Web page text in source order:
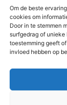
Om de beste
cookies om
Door in te stemmen
surfgedrag of
toestemming geeft
invloed hebben op
Donderdag: 08:30
Vrijdag: 08:30 –
Zaterdag: 08:30 –
Zondag: Gesloten